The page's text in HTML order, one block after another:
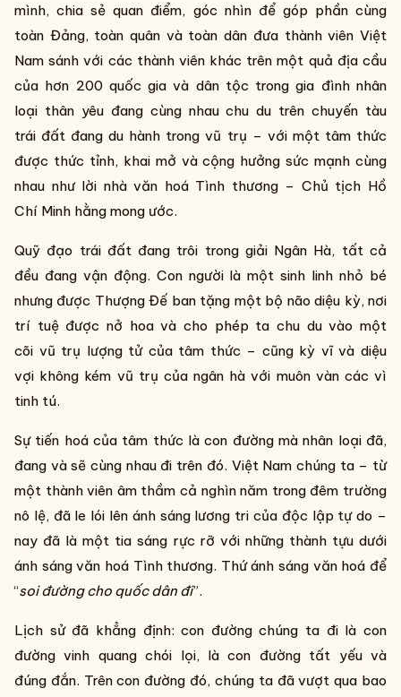
mình, chia sẻ quan điểm, góc nhìn để góp phần cùng
toàn Đảng, toàn quân và toàn dân đưa thành viên Việt
Nam sánh với các thành viên khác trên một quả địa cầu
của hơn 200 quốc gia và dân tộc trong gia đình nhân
loại thân yêu đang cùng nhau chu du trên chuyến tàu
trái đất đang du hành trong vũ trụ – với một tâm thức
được thức tỉnh, khai mở và cộng hưởng sức mạnh cùng
nhau như lời nhà văn hoá Tình thương – Chủ tịch Hồ
Chí Minh hằng mong ước.
Quỹ đạo trái đất đang trôi trong giải Ngân Hà, tất cả
đều đang vận động. Con người là một sinh linh nhỏ bé
nhưng được Thượng Đế ban tặng một bộ não diệu kỳ, nơi
trí tuệ được nở hoa và cho phép ta chu du vào một
cõi vũ trụ lượng tử của tâm thức – cũng kỳ vĩ và diệu
vợi không kém vũ trụ của ngân hà với muôn vàn các vì
tinh tú.
Sự tiến hoá của tâm thức là con đường mà nhân loại đã,
đang và sẽ cùng nhau đi trên đó. Việt Nam chúng ta – từ
một thành viên âm thầm cả nghìn năm trong đêm trường
nô lệ, đã le lói lên ánh sáng lương tri của độc lập tự do –
nay đã là một tia sáng rực rỡ với những thành tựu dưới
ánh sáng văn hoá Tình thương. Thứ ánh sáng văn hoá để
“soi đường cho quốc dân đi”.
Lịch sử đã khẳng định: con đường chúng ta đi là con
đường vinh quang chói lọi, là con đường tất yếu và
đúng đắn. Trên con đường đó, chúng ta đã vượt qua bao